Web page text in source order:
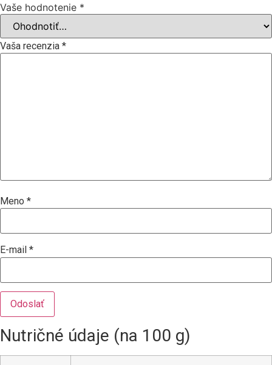
Vaše hodnotenie *
Vaša recenzia *
Meno *
E-mail *
Nutričné údaje (na 100 g)